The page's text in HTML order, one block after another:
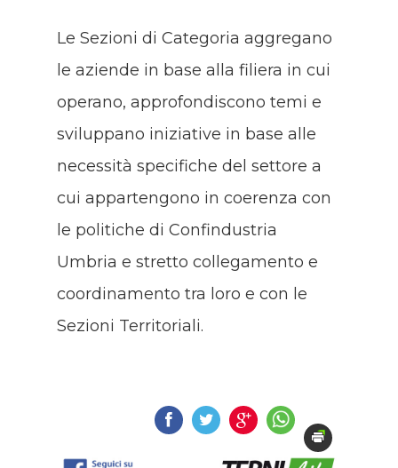
Le Sezioni di Categoria aggregano
le aziende in base alla filiera in cui
operano, approfondiscono temi e
sviluppano iniziative in base alle
necessità specifiche del settore a
cui appartengono in coerenza con
le politiche di Confindustria
Umbria e stretto collegamento e
coordinamento tra loro e con le
Sezioni Territoriali.